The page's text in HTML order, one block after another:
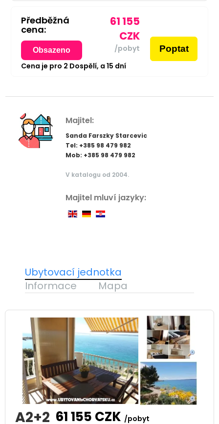
Předběžná
cena:
Obsazeno
61 155
CZK
/pobyt Poptat
Cena je pro 2 Dospělí, a 15 dní
Majitel:
Sanda Farszky Starcevic
Tel: +385 98 479 982
Mob: +385 98 479 982
V katalogu od 2004.
Majitel mluví jazyky:
Ubytovací jednotka
Informace
Mapa
A2+2 61 155 CZK /pobyt